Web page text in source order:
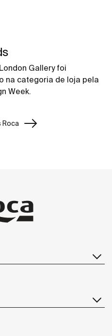
Gallery foi
na categoria de loja pela
Week.
Roca